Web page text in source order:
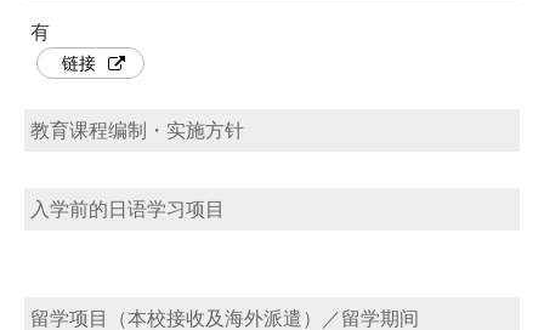
有
链接
教育课程编制・实施方针
入学前的日语学习项目
留学项目（本校接收及海外派遣）／留学期间